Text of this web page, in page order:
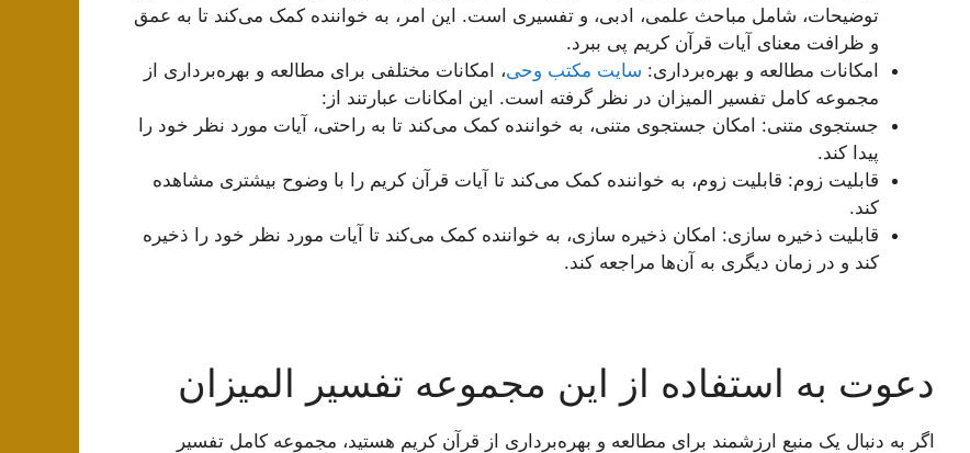
توضیحات، شامل مباحث علمی، ادبی، و تفسیری است. این امر، به خواننده کمک می‌کند تا به عمق
و ظرافت معنای آیات قرآن کریم پی ببرد.
امکانات مطالعه و بهره‌برداری: سایت مکتب وحی، امکانات مختلفی برای مطالعه و بهره‌برداری از
مجموعه کامل تفسیر المیزان در نظر گرفته است. این امکانات عبارتند از:
جستجوی متنی: امکان جستجوی متنی، به خواننده کمک می‌کند تا به راحتی، آیات مورد نظر خود را
پیدا کند.
قابلیت زوم: قابلیت زوم، به خواننده کمک می‌کند تا آیات قرآن کریم را با وضوح بیشتری مشاهده
کند.
قابلیت ذخیره سازی: امکان ذخیره سازی، به خواننده کمک می‌کند تا آیات مورد نظر خود را ذخیره
کند و در زمان دیگری به آن‌ها مراجعه کند.
دعوت به استفاده از این مجموعه تفسیر المیزان
اگر به دنبال یک منبع ارزشمند برای مطالعه و بهره‌برداری از قرآن کریم هستید، مجموعه کامل تفسیر